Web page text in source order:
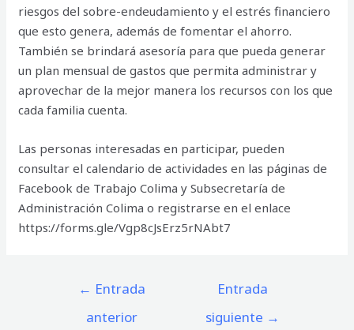
riesgos del sobre-endeudamiento y el estrés financiero
que esto genera, además de fomentar el ahorro.
También se brindará asesoría para que pueda generar
un plan mensual de gastos que permita administrar y
aprovechar de la mejor manera los recursos con los que
cada familia cuenta.
Las personas interesadas en participar, pueden
consultar el calendario de actividades en las páginas de
Facebook de Trabajo Colima y Subsecretaría de
Administración Colima o registrarse en el enlace
https://forms.gle/Vgp8cJsErz5rNAbt7
Navegación
entradas
← Entrada
anterior
Entrada
siguiente →